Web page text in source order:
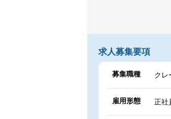
求人募集要項
募集職種 クレ
雇用形態 正社